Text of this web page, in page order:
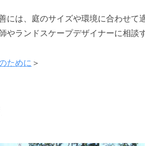
には、庭のサイズや環境に合わせて
やランドスケープデザイナーに相談
ために ＞